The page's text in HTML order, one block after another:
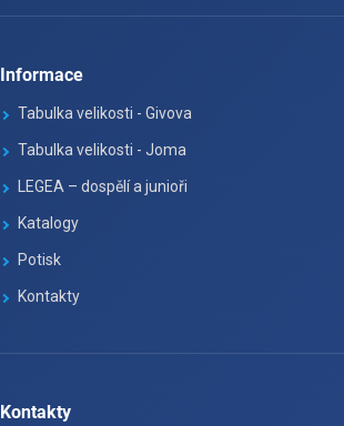
Informace
Tabulka velikosti - Givova
Tabulka velikosti - Joma
LEGEA – dospělí a junioři
Katalogy
Potisk
Kontakty
Kontakty